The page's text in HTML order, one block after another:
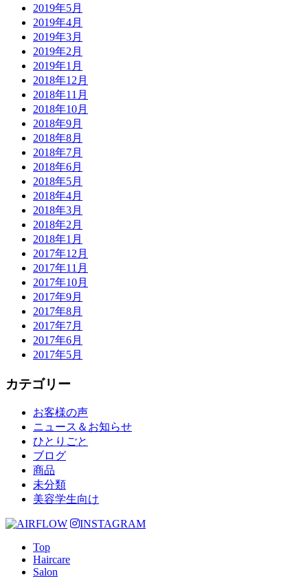
2019年5月
2019年4月
2019年3月
2019年2月
2019年1月
2018年12月
2018年11月
2018年10月
2018年9月
2018年8月
2018年7月
2018年6月
2018年5月
2018年4月
2018年3月
2018年2月
2018年1月
2017年12月
2017年11月
2017年10月
2017年9月
2017年8月
2017年7月
2017年6月
2017年5月
カテゴリー
お客様の声
ニュース＆お知らせ
ひとりごと
ブログ
商品
未分類
美容学生向け
INSTAGRAM
Top
Haircare
Salon